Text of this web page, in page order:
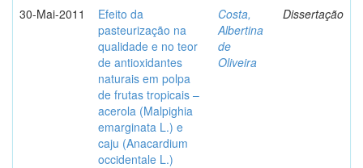
30-Mai-2011
Efeito da
pasteurização na
qualidade e no teor
de antioxidantes
naturais em polpa
de frutas tropicais –
acerola (Malpighia
emarginata L.) e
caju (Anacardium
occidentale L.)
Costa,
Albertina
de
Oliveira
Dissertação